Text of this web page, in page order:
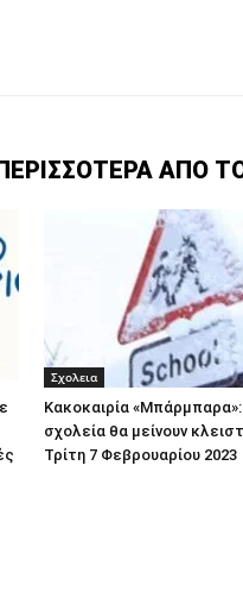
ΑΠΟ
Σχολεια
Κακοκαιρία
σχολεία θα μείνουν
Τρίτη 7 Φεβρουαρίου 2023